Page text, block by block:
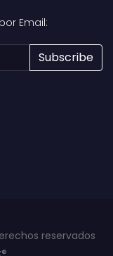
Email:
reservados